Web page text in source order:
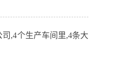
,4个生产车间里,4条大